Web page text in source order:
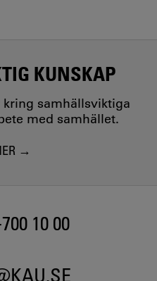
KUNSKAP
samhällsviktiga
med samhället.
10 00